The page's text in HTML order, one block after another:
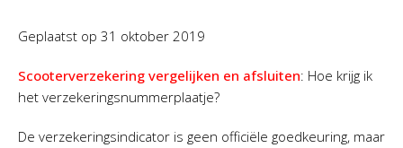
Geplaatst op 31 oktober 2019
Scooterverzekering vergelijken en afsluiten: Hoe krijg ik
het verzekeringsnummerplaatje?
De verzekeringsindicator is geen officiële goedkeuring, maar